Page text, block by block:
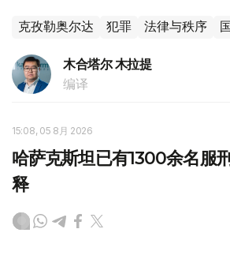
克孜勒奥尔达 犯罪 法律与秩序
木合塔尔 木拉提
编译
15:08, 05 8月 2026
哈萨克斯坦已有1300余名服
释